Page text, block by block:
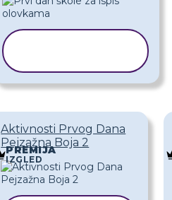
Aktivnosti Prvog Dana
Pejzažna Boja 2
PREMIJA
IZGLED